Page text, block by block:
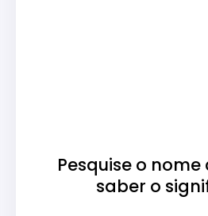
Pesquise o
saber o